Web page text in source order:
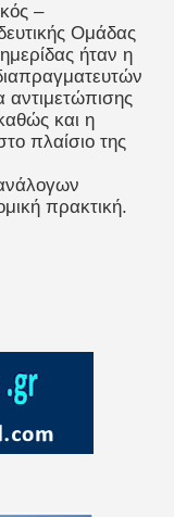
–
Ομάδας
ήταν η
αντιμετώπισης
και η
πλαίσιο της
πρακτική.